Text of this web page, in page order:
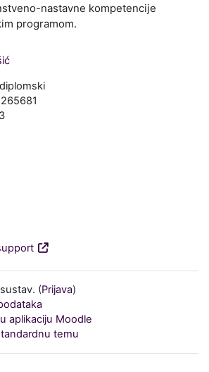
nastavne kompetencije
programom.
265681
3
(Prijava)
aplikaciju Moodle
temu